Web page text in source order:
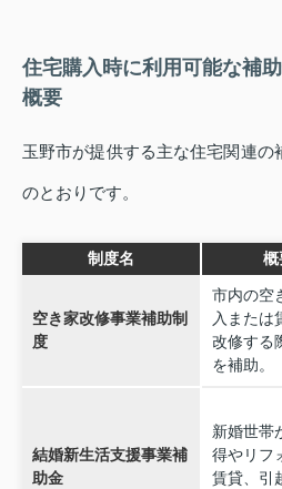
住宅購入時に利用可能な補
概要
玉野市が提供する主な住宅関連
のとおりです。
制度名 概
空き家改修事業補助制
度
市内の空
入または
改修する
を補助。
結婚新生活支援事業補
助金
新婚世帯
得やリフ
賃貸、引